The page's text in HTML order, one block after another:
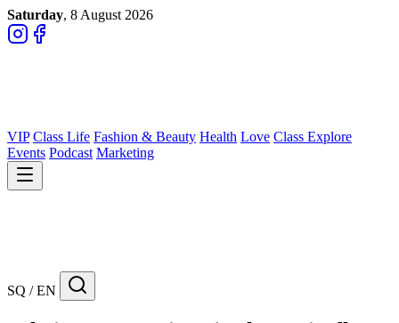
Saturday, 8 August 2026
VIP Class Life Fashion & Beauty Health Love Class Explore
Events Podcast Marketing
SQ / EN